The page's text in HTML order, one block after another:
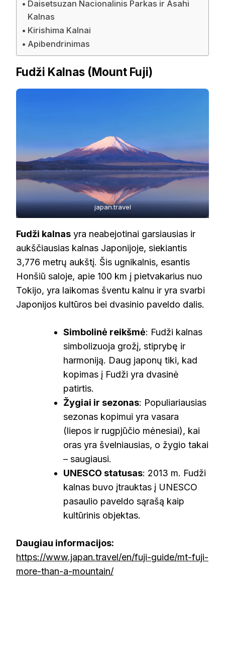
Daisetsuzan Nacionalinis Parkas ir Asahi
Kalnas
Kirishima Kalnai
Apibendrinimas
Fudži Kalnas (Mount Fuji)
japan.travel
Fudži kalnas yra neabejotinai garsiausias ir
aukščiausias kalnas Japonijoje, siekiantis
3,776 metrų aukštį. Šis ugnikalnis, esantis
Honšiū saloje, apie 100 km į pietvakarius nuo
Tokijo, yra laikomas šventu kalnu ir yra svarbi
Japonijos kultūros bei dvasinio paveldo dalis.
Simbolinė reikšmė: Fudži kalnas
simbolizuoja grožį, stiprybę ir
harmoniją. Daug japonų tiki, kad
kopimas į Fudži yra dvasinė
patirtis.
Žygiai ir sezonas: Populiariausias
sezonas kopimui yra vasara
(liepos ir rugpjūčio mėnesiai), kai
oras yra švelniausias, o žygio takai
– saugiausi.
UNESCO statusas: 2013 m. Fudži
kalnas buvo įtrauktas į UNESCO
pasaulio paveldo sąrašą kaip
kultūrinis objektas.
Daugiau informacijos:
https://www.japan.travel/en/fuji-guide/mt-fuji-
more-than-a-mountain/